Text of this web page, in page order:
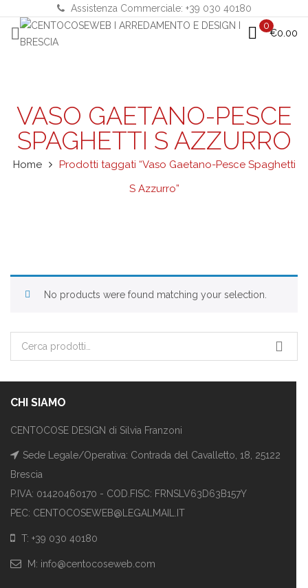
Assistenza Commerciale: +39 030 40180
0
€0.00
VASO GAETANO-PESCE
SPAGHETTI S AZZURRO
Home
Prodotti taggati “Vaso Gaetano-Pesce Spaghetti
S Azzurro”
No products were found matching your selection.
CHI SIAMO
CENTOCOSE DESIGN di Silvia Franzoni
Sede Legale/Operativa: Contrada del Cavalletto, 18, 25122
Brescia
P.IVA: 01420460170 - COD.FISC: FRNSLV63D63B157Y
PEC: CENTOCOSEWEB@LEGALMAIL.IT
T: +39 030 40180
M: info@centocoseweb.com